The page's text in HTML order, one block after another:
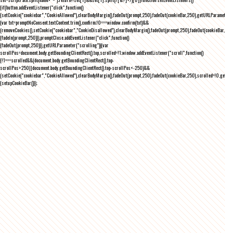
{if(button.addEventListener("click",function()
{var txt=promptNoConsent.textContent.trim(),confirm;!0===window.confirm(txt)&&
{fadeIn(prompt,250)}),promptClose.addEventListener("click",function()
{fadeOut(prompt,250)}),getURLParameter("scrolling")){var
scrollPos=document.body.getBoundingClientRect().top,scrolled=!1;window.addEventListener("scroll",function()
{!1===scrolled&&(document.body.getBoundingClientRect().top-
scrollPos>250||document.body.getBoundingClientRect().top-scrollPos<-250)&&
{setupCookieBar()});